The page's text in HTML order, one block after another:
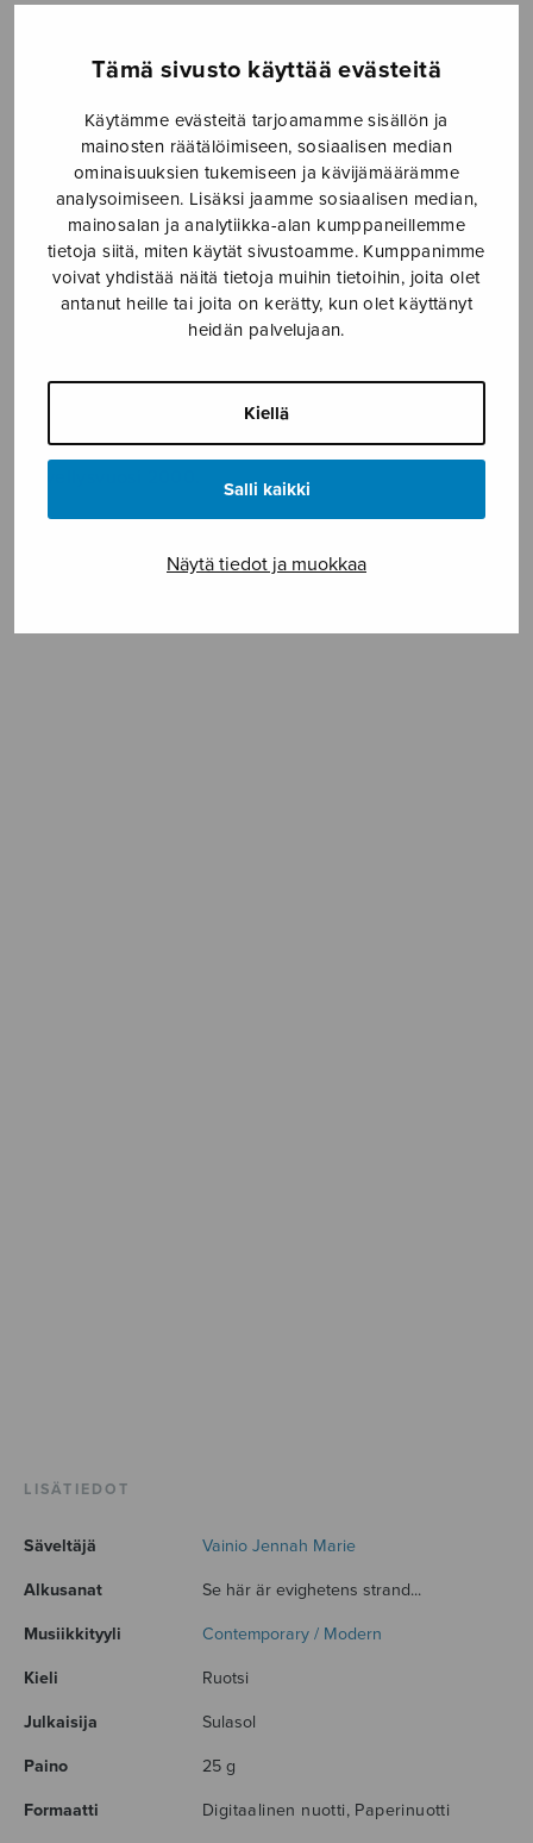
Tämä sivusto käyttää evästeitä
Käytämme evästeitä tarjoamamme sisällön ja
mainosten räätälöimiseen, sosiaalisen median
ominaisuuksien tukemiseen ja kävijämäärämme
analysoimiseen. Lisäksi jaamme sosiaalisen median,
mainosalan ja analytiikka-alan kumppaneillemme
tietoja siitä, miten käytät sivustoamme. Kumppanimme
voivat yhdistää näitä tietoja muihin tietoihin, joita olet
antanut heille tai joita on kerätty, kun olet käyttänyt
heidän palvelujaan.
Kiellä
Salli kaikki
Näytä tiedot ja muokkaa
Hintaluokka:
-
Formaatti
Ankomst
Hades
LISÄÄ
OSTOSKORIIN
LISÄTIEDOT
Säveltäjä Vainio Jennah Marie
Alkusanat Se här är evighetens strand...
Musiikkityyli Contemporary / Modern
Kieli Ruotsi
Julkaisija Sulasol
Paino 25 g
Formaatti Digitaalinen nuotti, Paperinuotti